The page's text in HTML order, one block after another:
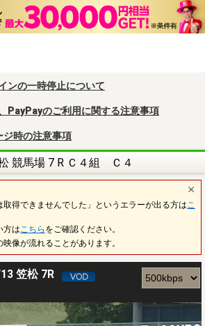
ンの一時停止について
PayPayのご利用に関する注意事項
ジ時の注意事項
競馬場 7 R Ｃ４組 Ｃ４
取得できませんでした」というエラーが出る方は こ
方は こちら をご確認ください。
像が流れることがあります。
笠松 7R